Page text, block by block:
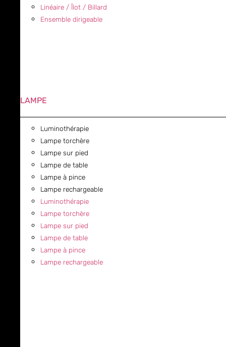
Linéaire / Îlot / Billard
Ensemble dirigeable
LAMPE
Luminothérapie
Lampe torchère
Lampe sur pied
Lampe de table
Lampe à pince
Lampe rechargeable
Luminothérapie
Lampe torchère
Lampe sur pied
Lampe de table
Lampe à pince
Lampe rechargeable